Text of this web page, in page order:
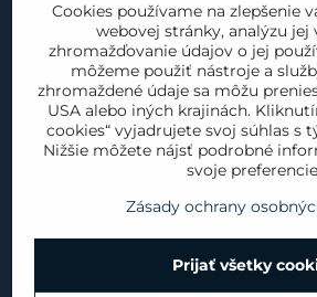
kontakt
náš príbeh
materiály
produkty
blog
Cookies používame na zlepšenie
webovej stránky, analýzu jej
zhromažďovanie údajov o jej
môžeme použiť nástroje a
zhromaždené údaje sa môžu
USA alebo iných krajinách.
cookies“ vyjadrujete svoj súhlas s
Nižšie môžete nájsť podrobné
svoje
Zásady ochrany
Prijať všetky